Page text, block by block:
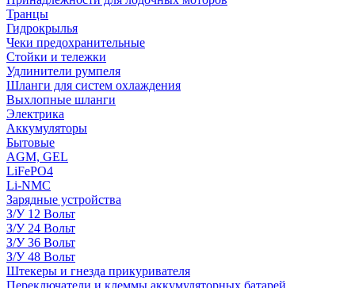
Транцы
Гидрокрылья
Чеки предохранительные
Стойки и тележки
Удлинители румпеля
Шланги для систем охлаждения
Выхлопные шланги
Электрика
Аккумуляторы
Бытовые
AGM, GEL
LiFePO4
Li-NMC
Зарядные устройства
З/У 12 Вольт
З/У 24 Вольт
З/У 36 Вольт
З/У 48 Вольт
Штекеры и гнезда прикуривателя
Переключатели и клеммы аккумуляторных батарей